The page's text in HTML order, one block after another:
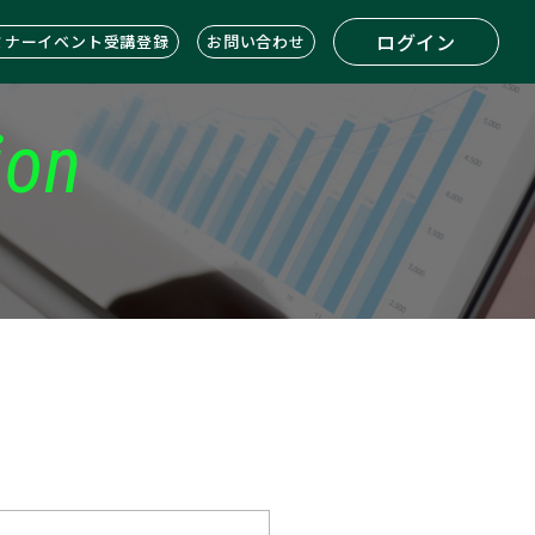
ナーイベント受講登録 お問い合わせ ログイン